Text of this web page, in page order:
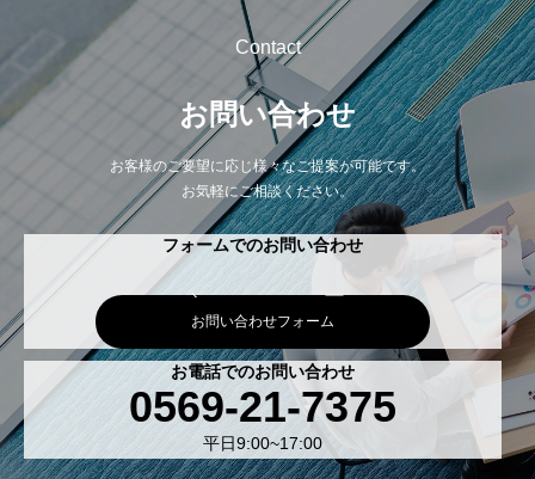
Contact
お問い合わせ
お客様のご要望に応じ様々なご提案が可能です。
お気軽にご相談ください。
フォームでのお問い合わせ
お問い合わせフォーム
お電話でのお問い合わせ
0569-21-7375
平日9:00~17:00